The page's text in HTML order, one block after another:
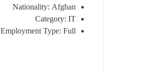
Nationality: Afghan
Category: IT
Employment Type: Full . . .